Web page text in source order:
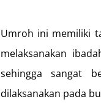
Umroh ini memiliki
melaksanakan
sehingga sangat
dilaksanakan pada